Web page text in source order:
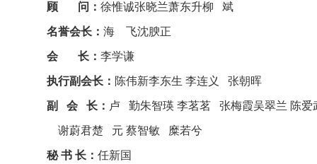
顾 问：徐惟诚张晓兰萧东升柳 斌
名誉会长：海 飞沈腴正
会 长：李学谦
执行副会长： 陈伟新李东生 李连义 张朝晖
副 会 长： 卢 勤朱智瑛 李茗茗 张梅霞吴翠兰 陈爱
谢蔚君楚 元 蔡智敏 糜若兮
秘 书 长：任新国